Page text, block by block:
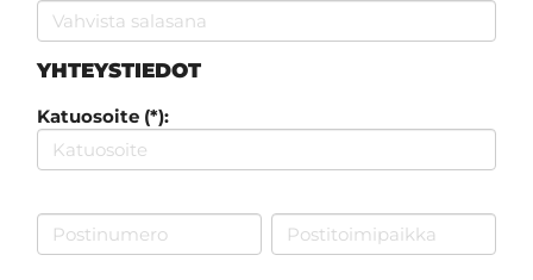
YHTEYSTIEDOT
Katuosoite (*):